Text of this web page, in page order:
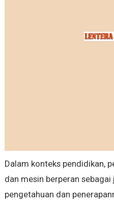
Dalam konteks pendidikan,
dan mesin berperan
pengetahuan dan